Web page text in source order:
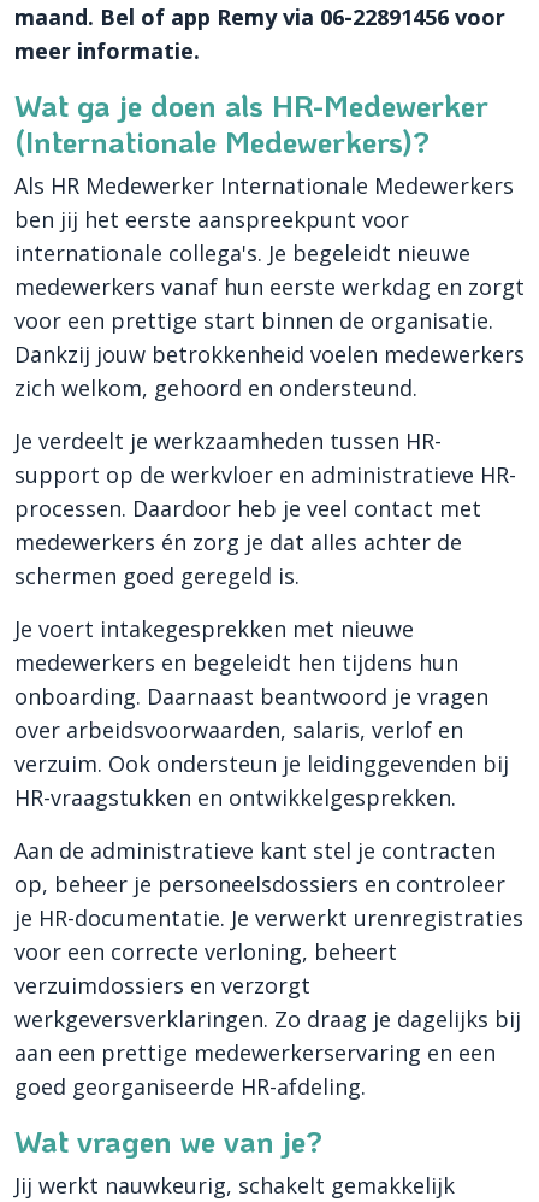
maand. Bel of app Remy via 06-22891456 voor
meer informatie.
Wat ga je doen als HR-Medewerker
(Internationale Medewerkers)?
Als HR Medewerker Internationale Medewerkers
ben jij het eerste aanspreekpunt voor
internationale collega's. Je begeleidt nieuwe
medewerkers vanaf hun eerste werkdag en zorgt
voor een prettige start binnen de organisatie.
Dankzij jouw betrokkenheid voelen medewerkers
zich welkom, gehoord en ondersteund.
Je verdeelt je werkzaamheden tussen HR-
support op de werkvloer en administratieve HR-
processen. Daardoor heb je veel contact met
medewerkers én zorg je dat alles achter de
schermen goed geregeld is.
Je voert intakegesprekken met nieuwe
medewerkers en begeleidt hen tijdens hun
onboarding. Daarnaast beantwoord je vragen
over arbeidsvoorwaarden, salaris, verlof en
verzuim. Ook ondersteun je leidinggevenden bij
HR-vraagstukken en ontwikkelgesprekken.
Aan de administratieve kant stel je contracten
op, beheer je personeelsdossiers en controleer
je HR-documentatie. Je verwerkt urenregistraties
voor een correcte verloning, beheert
verzuimdossiers en verzorgt
werkgeversverklaringen. Zo draag je dagelijks bij
aan een prettige medewerkerservaring en een
goed georganiseerde HR-afdeling.
Wat vragen we van je?
Jij werkt nauwkeurig, schakelt gemakkelijk